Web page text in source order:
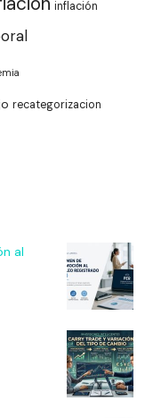
inflación
recategorizacion
al